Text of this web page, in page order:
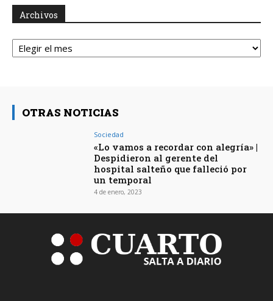
Archivos
Archivos
OTRAS NOTICIAS
Sociedad
«Lo vamos a recordar con alegría» |
Despidieron al gerente del
hospital salteño que falleció por
un temporal
4 de enero, 2023